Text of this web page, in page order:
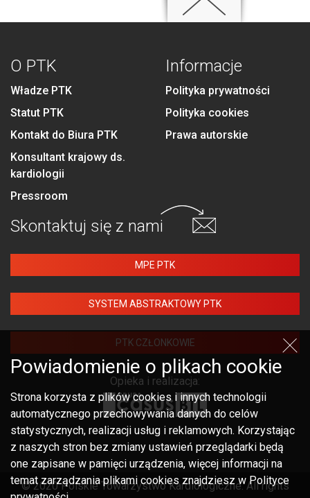
O PTK
Władze PTK
Statut PTK
Kontakt do Biura PTK
Konsultant krajowy ds.
kardiologii
Pressroom
Informacje
Polityka prywatności
Polityka cookies
Prawa autorskie
Skontaktuj się z nami
MPE PTK
SYSTEM ABSTRAKTOWY PTK
PTK CZŁONKOWIE
Opieka i realizacja:
© 2020 Polskie Towarzystwo Kardiologiczne. All rights
Powiadomienie o plikach cookie
Strona korzysta z plików cookies i innych technologii
automatycznego przechowywania danych do celów
statystycznych, realizacji usług i reklamowych. Korzystając
z naszych stron bez zmiany ustawień przeglądarki będą
one zapisane w pamięci urządzenia, więcej informacji na
temat zarządzania plikami cookies znajdziesz w Polityce